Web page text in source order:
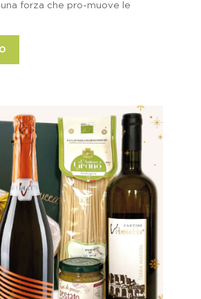
forza che pro-muove le